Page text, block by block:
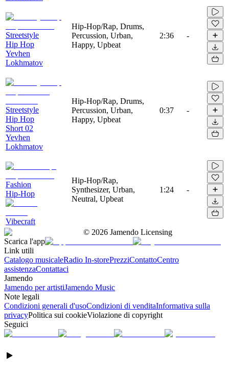
Streetstyle
Hip Hop
Yevhen
Lokhmatov
Hip-Hop/Rap, Drums,
Percussion, Urban,
Happy, Upbeat
2:36 -
Streetstyle
Hip Hop
Short 02
Yevhen
Lokhmatov
Hip-Hop/Rap, Drums,
Percussion, Urban,
Happy, Upbeat
0:37 -
Fashion
Hip-Hop
Vibecraft
Hip-Hop/Rap,
Synthesizer, Urban,
Neutral, Upbeat
1:24 -
© 2026 Jamendo Licensing
Scarica l'app
Link utili
Catalogo musicaleRadio In-storePrezziContattoCentro
assistenzaContattaci
Jamendo
Jamendo per artistiJamendo Music
Note legali
Condizioni generali d'usoCondizioni di venditaInformativa sulla
privacyPolitica sui cookieViolazione di copyright
Seguici